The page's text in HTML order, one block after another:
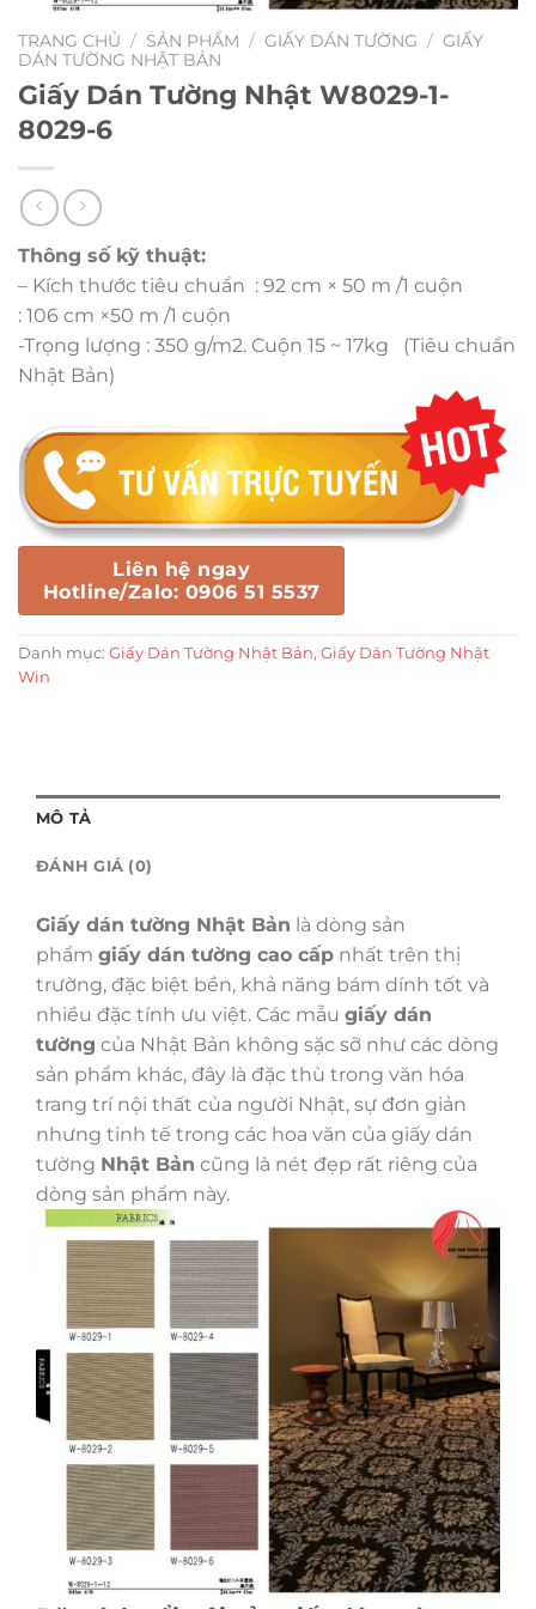
TRANG CHỦ / SẢN PHẨM / GIẤY DÁN TƯỜNG / GIẤY
DÁN TƯỜNG NHẬT BẢN
Giấy Dán Tường Nhật W8029-1-
8029-6
Thông số kỹ thuật:
– Kích thước tiêu chuẩn : 92 cm × 50 m /1 cuộn
: 106 cm ×50 m /1 cuộn
-Trọng lượng : 350 g/m2. Cuộn 15 ~ 17kg (Tiêu chuẩn
Nhật Bản)
Liên hệ ngay
Hotline/Zalo: 0906 51 5537
Danh mục: Giấy Dán Tường Nhật Bản, Giấy Dán Tường Nhật
Win
MÔ TẢ
ĐÁNH GIÁ (0)
Giấy dán tường Nhật Bản là dòng sản
phẩm giấy dán tường cao cấp nhất trên thị
trường, đặc biệt bền, khả năng bám dính tốt và
nhiều đặc tính ưu việt. Các mẫu giấy dán
tường của Nhật Bản không sặc sỡ như các dòng
sản phẩm khác, đây là đặc thù trong văn hóa
trang trí nội thất của người Nhật, sự đơn giản
nhưng tinh tế trong các hoa văn của giấy dán
tường Nhật Bản cũng là nét đẹp rất riêng của
dòng sản phẩm này.